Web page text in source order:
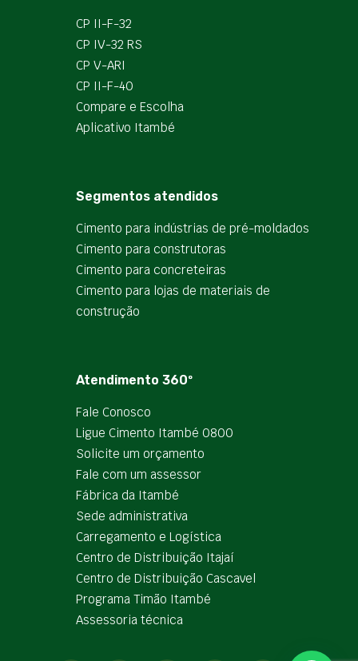
CP II-F-32
CP IV-32 RS
CP V-ARI
CP II-F-40
Compare e Escolha
Aplicativo Itambé
Segmentos atendidos
Cimento para indústrias de pré-moldados
Cimento para construtoras
Cimento para concreteiras
Cimento para lojas de materiais de
construção
Atendimento 360º
Fale Conosco
Ligue Cimento Itambé 0800
Solicite um orçamento
Fale com um assessor
Fábrica da Itambé
Sede administrativa
Carregamento e Logística
Centro de Distribuição Itajaí
Centro de Distribuição Cascavel
Programa Timão Itambé
Assessoria técnica